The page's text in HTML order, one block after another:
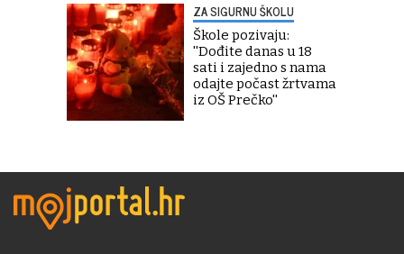
ZA SIGURNU ŠKOLU
Škole pozivaju:
''Dođite danas u 18
sati i zajedno s nama
odajte počast žrtvama
iz OŠ Prečko''